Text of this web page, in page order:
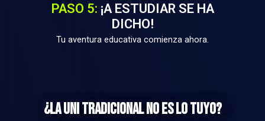
PASO 5: ¡A ESTUDIAR SE HA
DICHO!
Tu aventura educativa comienza ahora.
¿LA UNI TRADICIONAL NO ES LO TUYO?